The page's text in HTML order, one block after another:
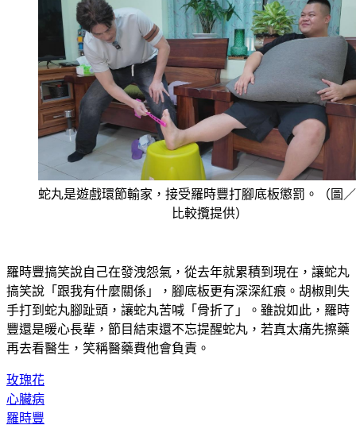
蛇丸是遊戲環節輸家，接受羅時豐打腳底板懲罰。（圖
比較攬提供）
羅時豐搞笑說自己在發洩怨氣，從去年就累積到現在，讓蛇丸
搞笑說「跟我有什麼關係」，腳底板更有深深紅痕。胡椒則失
手打到蛇丸腳趾頭，讓蛇丸苦喊「骨折了」。雖說如此，羅時
豐還是暖心長輩，節目結束還不忘提醒蛇丸，若真太痛先擦藥
再去看醫生，笑稱醫藥費他會負責。
玫瑰花
心臟病
羅時豐